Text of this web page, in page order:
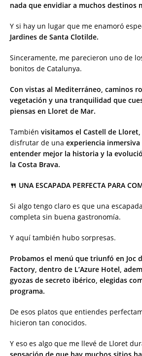
nada que envidiar a muchos destinos
Y si hay un lugar que me enamoró
Jardines de Santa Clotilde.
Sinceramente, me parecieron uno de
bonitos de Catalunya.
Con vistas al Mediterráneo, caminos
vegetación y una tranquilidad que
piensas en Lloret de Mar.
También visitamos el Castell de Lloret,
disfrutar de una experiencia inmersiva
entender mejor la historia y la
la Costa Brava.
🍴 UNA ESCAPADA PERFECTA PARA
Si algo tengo claro es que una
completa sin buena gastronomía.
Y aquí también hubo sorpresas.
Probamos el menú que triunfó en Joc
Factory, dentro de L’Azure Hotel,
gyozas de secreto ibérico, elegidas
programa.
De esos platos que entiendes
hicieron tan conocidos.
Y eso es algo que me llevé de Lloret